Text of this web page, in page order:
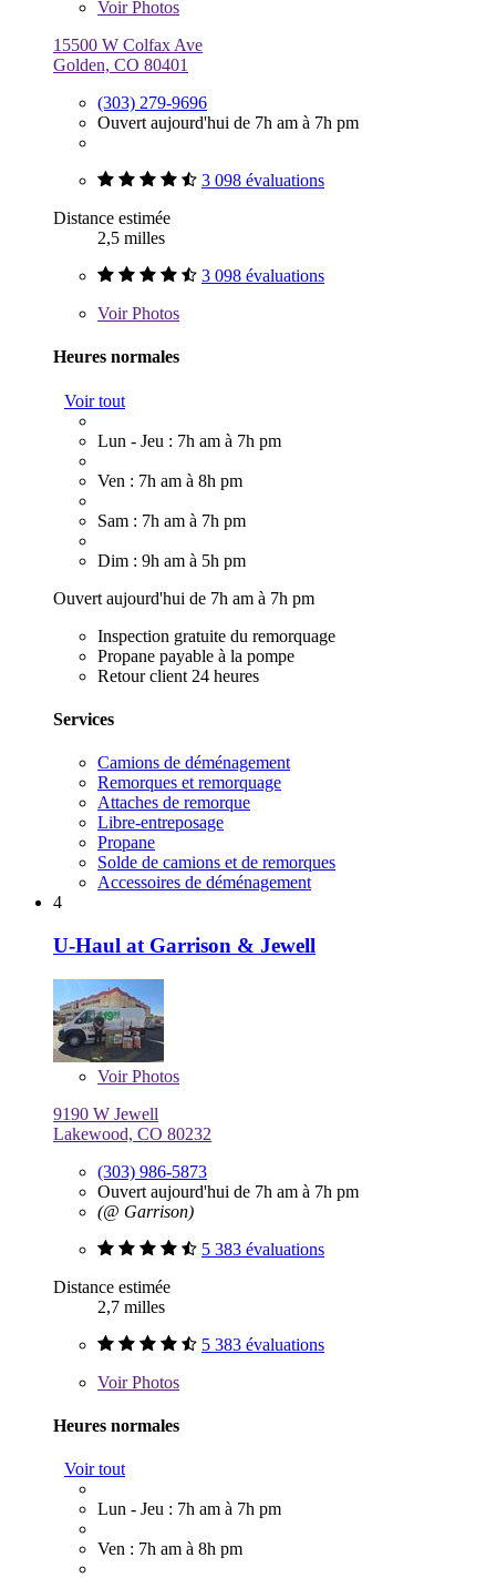
VoirPhotos
15500 W Colfax Ave
Golden, CO 80401
(303) 279-9696
Ouvert aujourd'hui de 7h am à 7h pm
3 098 évaluations
Distance estimée
2,5 milles
3 098 évaluations
VoirPhotos
Heures normales
Voir tout
Lun - Jeu : 7h am à 7h pm
Ven : 7h am à 8h pm
Sam : 7h am à 7h pm
Dim : 9h am à 5h pm
Ouvert aujourd'hui de 7h am à 7h pm
Inspection gratuite du remorquage
Propane payable à la pompe
Retour client 24 heures
Services
Camions de déménagement
Remorques et remorquage
Attaches de remorque
Libre-entreposage
Propane
Solde de camions et de remorques
Accessoires de déménagement
4
U-Haul at Garrison & Jewell
VoirPhotos
9190 W Jewell
Lakewood, CO 80232
(303) 986-5873
Ouvert aujourd'hui de 7h am à 7h pm
(@ Garrison)
5 383 évaluations
Distance estimée
2,7 milles
5 383 évaluations
VoirPhotos
Heures normales
Voir tout
Lun - Jeu : 7h am à 7h pm
Ven : 7h am à 8h pm